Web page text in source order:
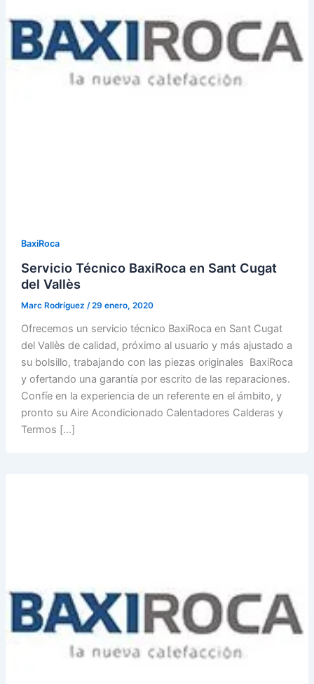
BaxiRoca
Servicio Técnico BaxiRoca en Sant Cugat
del Vallès
Marc Rodríguez /29 enero, 2020
Ofrecemos un servicio técnico BaxiRoca en Sant Cugat
del Vallès de calidad, próximo al usuario y más ajustado a
su bolsillo, trabajando con las piezas originales BaxiRoca
y ofertando una garantía por escrito de las reparaciones.
Confíe en la experiencia de un referente en el ámbito, y
pronto su Aire Acondicionado Calentadores Calderas y
Termos […]